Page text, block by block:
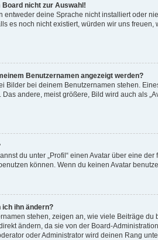
nicht zur Auswahl!
entweder deine Sprache nicht installiert oder
es noch nicht existiert, würden wir uns
Benutzernamen angezeigt werden?
Bilder bei deinem Benutzernamen stehen.
andere, meist größere, Bild wird auch als
du unter „Profil“ einen Avatar über eine
können. Wenn du keinen Avatar
ich ihn ändern?
stehen, zeigen an, wie viele Beiträge
ändern, da sie von der Board-
oder Administrator wird deinen Rang